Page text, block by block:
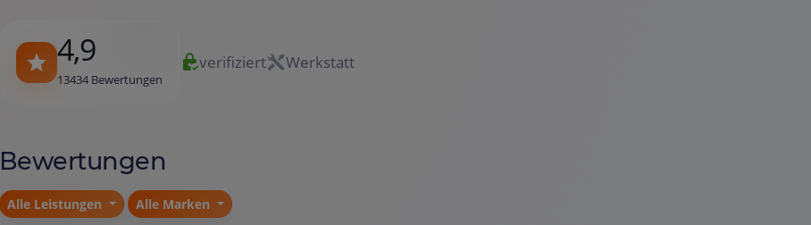
4,9
13434 Bewertungen
verifiziert Werkstatt
Bewertungen
Alle Leistungen Alle Marken